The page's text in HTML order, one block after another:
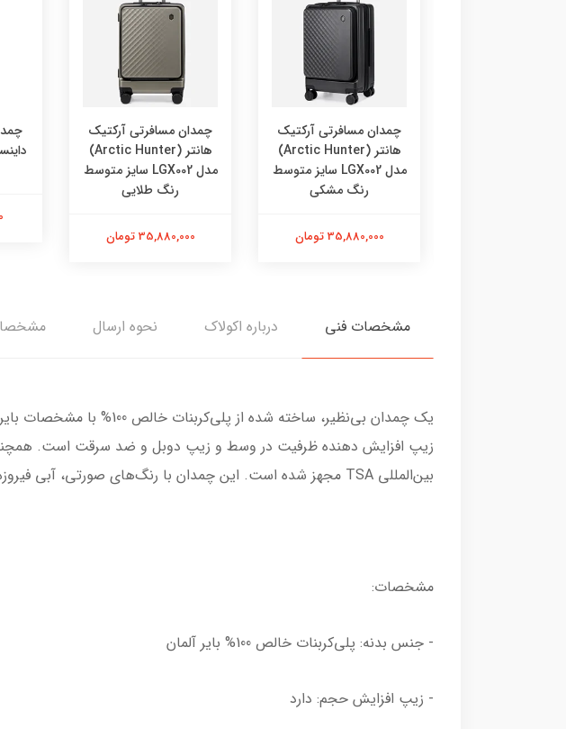
چمدان مسافرتی آرکتیک
هانتر (Arctic Hunter)
مدل LGX002 سایز متوسط
رنگ مشکی
35,880,000 تومان
چمدان مسافرتی آرکتیک
هانتر (Arctic Hunter)
مدل LGX002 سایز متوسط
رنگ طلایی
35,880,000 تومان
مشخصات فنی درباره اکولاک نحوه ارسال
زیپ افزایش دهنده ظرفیت در وسط و زیپ دوبل و ضد سرقت است. همچنین
بین‌المللی TSA مجهز شده است. این چمدان با رنگ‌های صورتی، آبی فیروزه‌ای، سورمه‌ای و مشکی آماده به ماجراجویی شماست.
مشخصات:
- جنس بدنه: پلی‌کربنات خالص 100% بایر آلمان
- زیپ افزایش حجم: دارد